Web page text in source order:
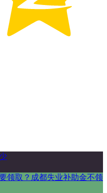
领取？成都失业补助金不领